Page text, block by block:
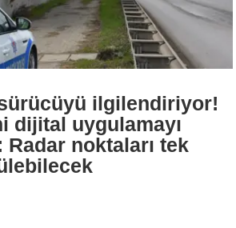
ilgilendiriyor!
dijital uygulamayı
Radar noktaları tek